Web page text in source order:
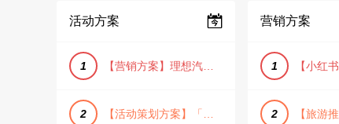
活动方案
1 【营销方案】理想汽车车主露营户外旅行保客活动策划方案
2 【活动策划方案】「团圆盛景」趣味中秋游园会活动策划方案
营销方案
1
2